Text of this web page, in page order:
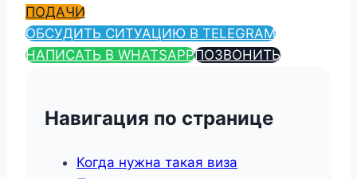
ПОДАЧИ
ОБСУДИТЬ СИТУАЦИЮ В TELEGRAM
НАПИСАТЬ В WHATSAPPПОЗВОНИТЬ
Навигация по странице
Когда нужна такая виза